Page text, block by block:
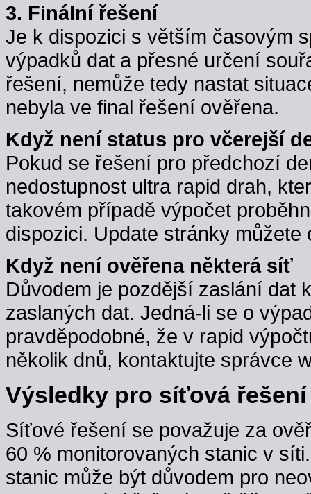
3. Finální řešení
Je k dispozici s větším časovým
výpadků dat a přesné určení
řešení, nemůže tedy nastat
nebyla ve final řešení ověřena.
Když není status pro včerejší
Pokud se řešení pro předchozí
nedostupnost ultra rapid drah,
takovém případě výpočet
dispozici. Update stránky
Když není ověřena některá síť
Důvodem je pozdější zaslání dat
zaslaných dat. Jedná-li se o
pravděpodobné, že v rapid
několik dnů, kontaktujte správce
Výsledky pro síťová řešení
Síťové řešení se považuje za
60 % monitorovaných stanic v
stanic může být důvodem pro